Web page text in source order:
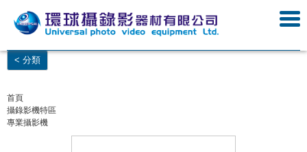
< 分類
首頁
攝錄影機特區
專業攝影機